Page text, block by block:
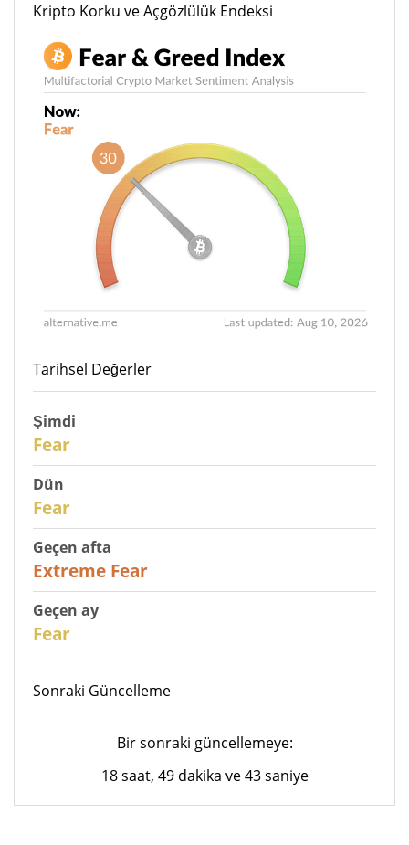
Kripto Korku ve Açgözlülük Endeksi
Tarihsel Değerler
Şimdi
Fear
Dün
Fear
Geçen afta
Extreme Fear
Geçen ay
Fear
Sonraki Güncelleme
Bir sonraki güncellemeye:
18 saat, 49 dakika ve 43 saniye